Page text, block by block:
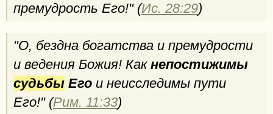
премудрость Его!" (Ис. 28:29)
"О, бездна богатства и премудрости
и ведения Божия! Как непостижимы
судьбы Его и неисследимы пути
Его!" (Рим. 11:33)